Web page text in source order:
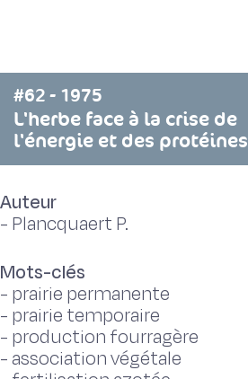
#62 - 1975
L'herbe face à la crise de
l'énergie et des protéines
Auteur
- Plancquaert P.
Mots-clés
- prairie permanente
- prairie temporaire
- production fourragère
- association végétale